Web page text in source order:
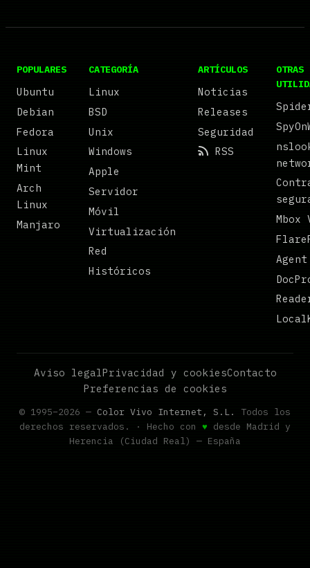
POPULARES
Ubuntu
Debian
Fedora
Linux
Mint
Arch
Linux
Manjaro
CATEGORÍA
Linux
BSD
Unix
Windows
Apple
Servidor
Móvil
Virtualización
Red
Históricos
ARTÍCULOS
Noticias
Releases
Seguridad
RSS
OTRAS
Mbox
Agent
Aviso legalPrivacidad y cookiesContacto
Preferencias de cookies
© 1995–2026 — Color Vivo Internet, S.L.
Todos los
derechos reservados. · Hecho con ♥ desde Madrid y
Herencia (Ciudad Real) — España